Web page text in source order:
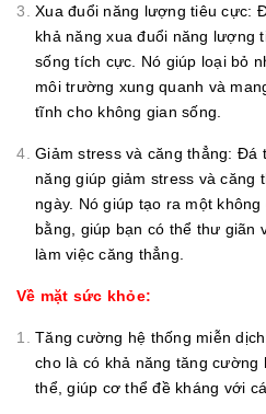
Xua đuổi năng lượng tiêu cực:
khả năng xua đuổi năng lượng
sống tích cực. Nó giúp loại bỏ
môi trường xung quanh và
tĩnh cho không gian sống.
Giảm stress và căng thẳng: Đá
năng giúp giảm stress và căng
ngày. Nó giúp tạo ra một
bằng, giúp bạn có thể thư giãn
làm việc căng thẳng.
Về mặt sức khỏe:
Tăng cường hệ thống miễn
cho là có khả năng tăng cường
thể, giúp cơ thể đề kháng với